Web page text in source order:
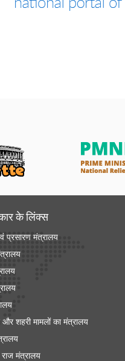
के लिंक्‍स
प्रसारण मंत्रालय
शहरी मामलों का मंत्रालय
मंत्रालय